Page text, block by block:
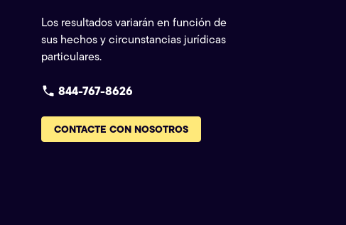
Los resultados variarán en función de
sus hechos y circunstancias jurídicas
particulares.
844-767-8626
CONTACTE CON NOSOTROS